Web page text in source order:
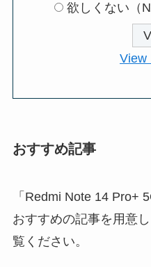
欲しくない（
View
おすすめ記事
「Redmi Note 14 Pro+
おすすめの記事を用意
覧ください。